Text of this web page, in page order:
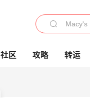
社区 攻略 转运